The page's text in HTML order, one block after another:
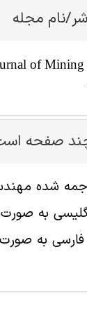
نام مجله
of Mining
چند صفحه
شده
به